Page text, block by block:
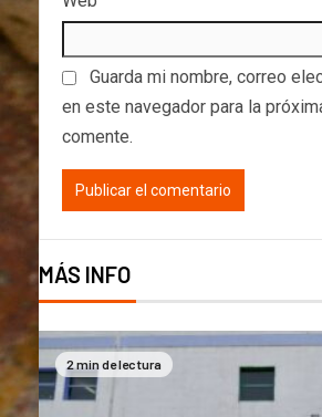
Guarda mi nombre, correo
en este navegador para la
comente.
MÁS INFO
2 min de lectura